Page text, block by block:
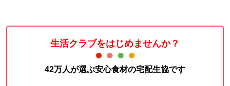
生活クラブをはじめませんか？
42万人が選ぶ安心食材の宅配生協です